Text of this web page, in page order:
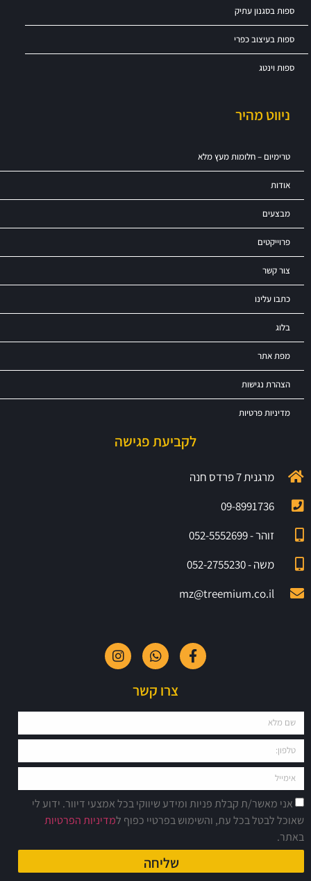
ספות בסגנון עתיק
ספות בעיצוב כפרי
ספות וינטג
ניווט מהיר
טרימיום – חלומות מעץ מלא
אודות
מבצעים
פרוייקטים
צור קשר
כתבו עלינו
בלוג
מפת אתר
הצהרת נגישות
מדיניות פרטיות
לקביעת פגישה
מרגנית 7 פרדס חנה
09-8991736
זוהר - 052-5552699
משה - 052-2755230
mz@treemium.co.il
צרו קשר
אני מאשר/ת קבלת פניות ומידע שיווקי בכל אמצעי דיוור. ידוע לי
לבטל בכל עת, והשימוש בפרטיי כפוף למדיניות הפרטיות
שליחה